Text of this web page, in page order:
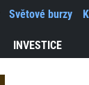
INVESTICE
Světové burzy